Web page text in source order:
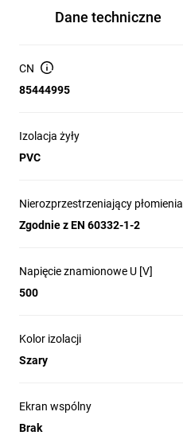
Dane techniczne
CN
85444995
Izolacja żyły
PVC
Nierozprzestrzeniający płomienia
Zgodnie z EN 60332-1-2
Napięcie znamionowe U [V]
500
Kolor izolacji
Szary
Ekran wspólny
Brak